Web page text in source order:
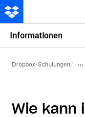
Informationen
Dropbox-Schulungen
Wie kann